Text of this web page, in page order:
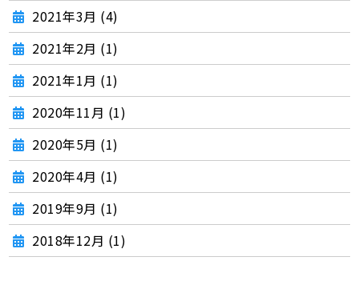
2021年3月 (4)
2021年2月 (1)
2021年1月 (1)
2020年11月 (1)
2020年5月 (1)
2020年4月 (1)
2019年9月 (1)
2018年12月 (1)